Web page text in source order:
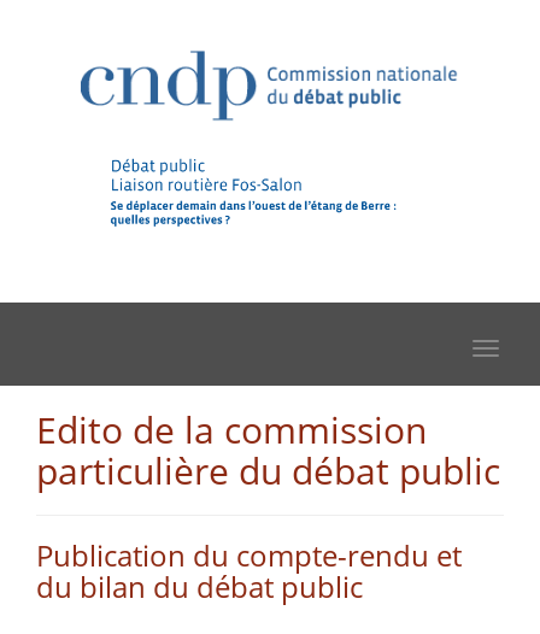
Toggle
Edito de la commission
particulière du débat public
Publication du compte-rendu et
du bilan du débat public